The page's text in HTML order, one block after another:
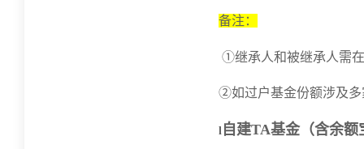
备注：
①继承人和被继承人需
②如过户基金份额涉及多
l自建TA基金（含余额